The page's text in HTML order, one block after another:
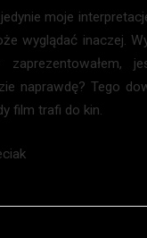
moje
wyglądać inaczej.
naprawdę? Tego
film trafi do kin.